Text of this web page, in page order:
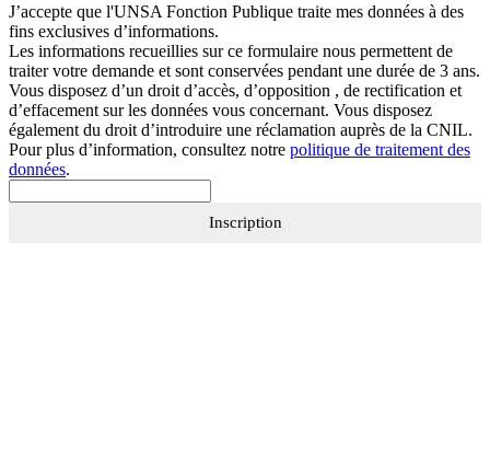
J’accepte que l'UNSA Fonction Publique traite mes données à des
fins exclusives d’informations.
Les informations recueillies sur ce formulaire nous permettent de
traiter votre demande et sont conservées pendant une durée de 3 ans.
Vous disposez d’un droit d’accès, d’opposition , de rectification et
d’effacement sur les données vous concernant. Vous disposez
également du droit d’introduire une réclamation auprès de la CNIL.
Pour plus d’information, consultez notre politique de traitement des
données.
Inscription